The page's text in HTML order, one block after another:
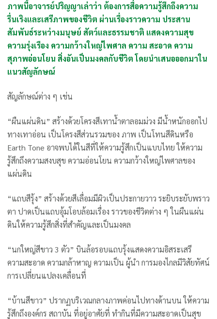
ภาพนี้อาจารย์ปริญญาเล่าว่า ต้องการสื่อความรู้สึกถึงความ
รื่นเริงและเสรีภาพของชีวิต ผ่านเรื่องราวความ ประสาน
สัมพันธ์ระหว่างมนุษย์ สัตว์และธรรมชาติ แสดงความสุข
ความรุ่งเรือง ความกว้างใหญ่ไพศาล ความ สะอาด ความ
สุภาพอ่อนโยน สิ่งอันเป็นมงคลกับชีวิต โดยนำเสนอออกมาใน
แนวสัญลักษณ์
สัญลักษณ์ต่าง ๆ เช่น
“ผืนแผ่นดิน” สร้างด้วยโครงสีเทาน้ำตาลอมม่วง มีน้ำหนักออกไป
ทางเทาอ่อน เป็นโครงสีส่วนรวมของ ภาพ เป็นโทนสีดินหรือ
Earth Tone อาจพบได้ในสีที่ให้ความรู้สึกเป็นแบบไทย ให้ความ
รู้สึกถึงความสงบสุข ความอ่อนโยน ความกว้างใหญ่ไพศาลของ
แผ่นดิน
“แถบสีรุ้ง” สร้างด้วยสีเลื่อมมีผิวเป็นประกายวาว ระยิบระยับพราว
ตา ปาดเป็นแถบอุ้มโอบล้อมเรื่อง ราวของชีวิตต่าง ๆ ในผืนแผ่น
ดินให้ความรู้สึกสิ่งที่สำคัญและเป็นมงคล
“นกใหญ่สีขาว 3 ตัว” บินล้อรอบแถบรุ้งแสดงความอิสระเสรี
ความสะอาด ความกล้าหาญ ความเป็น ผู้นำ การมองไกลมีวิสัยทัศน์
การเปลี่ยนแปลงเคลื่อนที่
“บ้านสีขาว” ปรากฏบริเวณกลางภาพค่อนไปทางด้านบน ให้ความ
รู้สึกถึงองค์กร สถาบัน ที่อยู่อาศัยที่ ทำกินที่มีความสะอาดเป็นสุข